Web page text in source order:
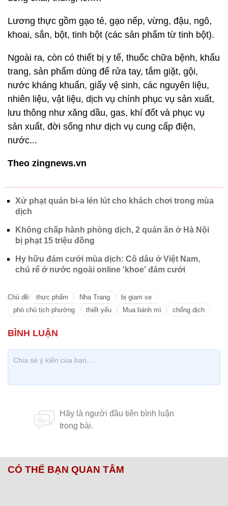
Lương thực gồm gạo tẻ, gạo nếp, vừng, đậu, ngô,
khoai, sắn, bột, tinh bột (các sản phẩm từ tinh bột).
Ngoài ra, còn có thiết bị y tế, thuốc chữa bệnh, khẩu
trang, sản phẩm dùng để rửa tay, tắm giặt, gội,
nước kháng khuẩn, giấy vệ sinh, các nguyên liệu,
nhiên liệu, vật liệu, dịch vụ chính phục vụ sản xuất,
lưu thông như xăng dầu, gas, khí đốt và phục vụ
sản xuất, đời sống như dịch vụ cung cấp điện,
nước...
Theo zingnews.vn
Xử phạt quán bi-a lén lút cho khách chơi trong mùa
dịch
Không chấp hành phòng dịch, 2 quán ăn ở Hà Nội
bị phạt 15 triệu đồng
Hy hữu đám cưới mùa dịch: Cô dâu ở Việt Nam,
chú rể ở nước ngoài online 'khoe' đám cưới
Chủ đề: thực phẩm Nha Trang
bị giam xe
phó chủ tịch phường
thiết yếu Mua bánh mì chống dịch
CÓ THỂ BẠN QUAN TÂM